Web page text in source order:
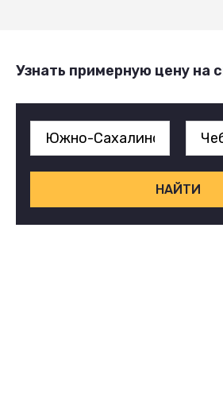
Узнать примерную цену на
НАЙТИ